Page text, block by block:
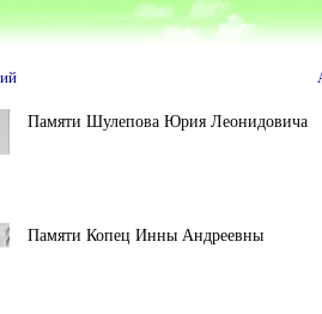
Памяти Шулепова Юрия Леонидовича
Памяти Копец Инны Андреевны